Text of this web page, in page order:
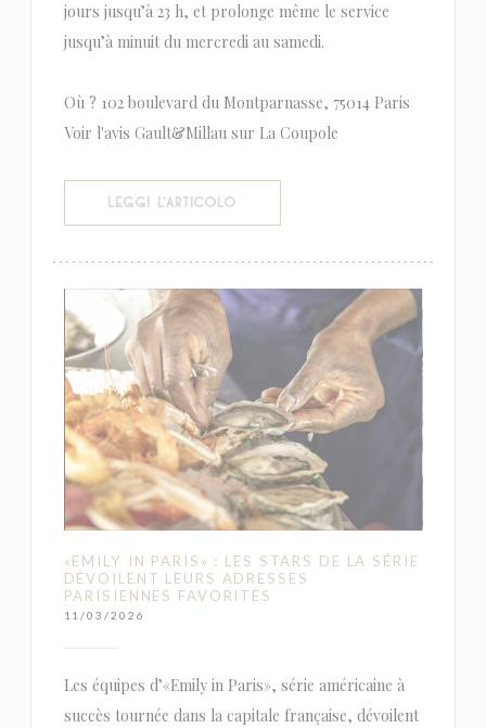
jours jusqu’à 23 h, et prolonge même le service
jusqu’à minuit du mercredi au samedi.
Où ? 102 boulevard du Montparnasse, 75014 Paris
Voir l'avis Gault&Millau sur La Coupole
LEGGI L'ARTICOLO
«EMILY IN PARIS» : LES STARS DE LA SÉRIE
DÉVOILENT LEURS ADRESSES
PARISIENNES FAVORITES
11/03/2026
Les équipes d’«Emily in Paris», série américaine à
succès tournée dans la capitale française, dévoilent